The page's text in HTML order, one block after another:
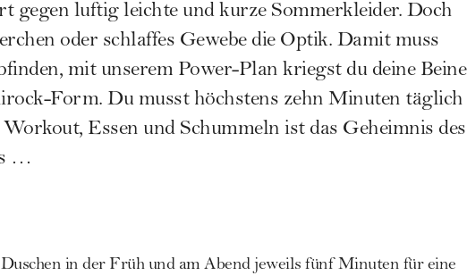
gegen luftig leichte und kurze Sommerkleider. Doch
oder schlaffes Gewebe die Optik. Damit muss
mit unserem Power-Plan kriegst du deine Beine
Form. Du musst höchstens zehn Minuten täglich
Workout, Essen und Schummeln ist das Geheimnis des
…
in der Früh und am Abend jeweils fünf Minuten für eine